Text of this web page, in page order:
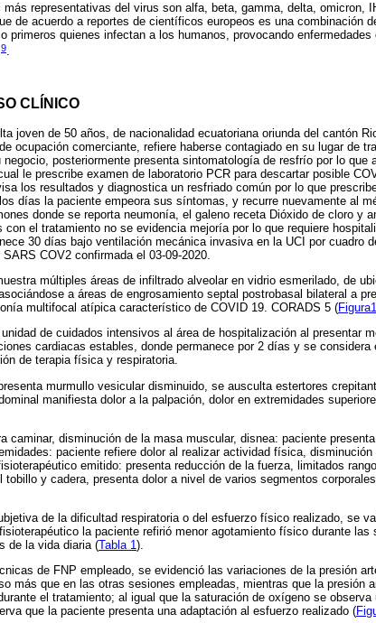
más representativas del virus son alfa, beta, gamma, delta, omicron,
de acuerdo a reportes de científicos europeos es una combinación
primeros quienes infectan a los humanos, provocando
9.
CLÍNICO
joven de 50 años, de nacionalidad ecuatoriana oriunda del cantón
ocupación comerciante, refiere haberse contagiado en su lugar de
posteriormente presenta sintomatología de resfrío por lo que
le prescribe examen de laboratorio PCR para descartar posible
los resultados y diagnostica un resfriado común por lo que
días la paciente empeora sus síntomas, y recurre nuevamente al
donde se reporta neumonía, el galeno receta Dióxido de cloro y
con el tratamiento no se evidencia mejoría por lo que requiere
30 días bajo ventilación mecánica invasiva en la UCI por cuadro
COV2 confirmada el 03-09-2020.
múltiples áreas de infiltrado alveolar en vidrio esmerilado, de
a áreas de engrosamiento septal postrobasal bilateral a
multifocal atípica característico de COVID 19. CORADS 5 (Figura1
de cuidados intensivos al área de hospitalización al presentar
cardiacas estables, donde permanece por 2 días y se considera
de terapia física y respiratoria.
murmullo vesicular disminuido, se ausculta estertores
manifiesta dolor a la palpación, dolor en extremidades
caminar, disminución de la masa muscular, disnea: paciente
paciente refiere dolor al realizar actividad física, disminución
emitido: presenta reducción de la fuerza, limitados
tobillo y cadera, presenta dolor a nivel de varios segmentos
de la dificultad respiratoria o del esfuerzo físico realizado, se
la paciente refirió menor agotamiento físico durante las
de la vida diaria (Tabla 1 ).
de FNP empleado, se evidenció las variaciones de la presión
más que en las otras sesiones empleadas, mientras que la presión
el tratamiento; al igual que la saturación de oxígeno se observa
que la paciente presenta una adaptación al esfuerzo realizado (